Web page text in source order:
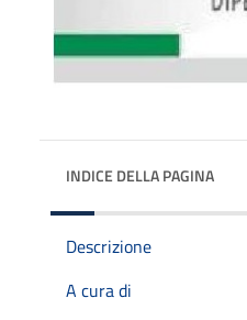
INDICE DELLA PAGINA
Descrizione
A cura di